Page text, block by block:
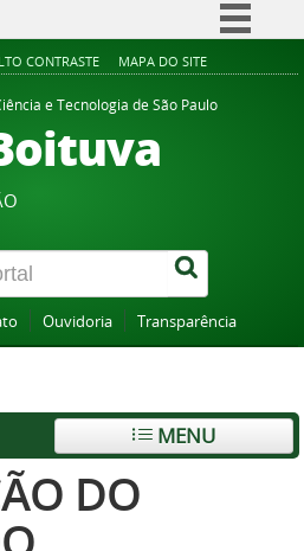
Simplifique!
Comunica BR
Acesso à informação
Canais
CONTRASTE MAPA DO SITE
e Tecnologia de São Paulo
Ouvidoria Transparência
MENU
DO